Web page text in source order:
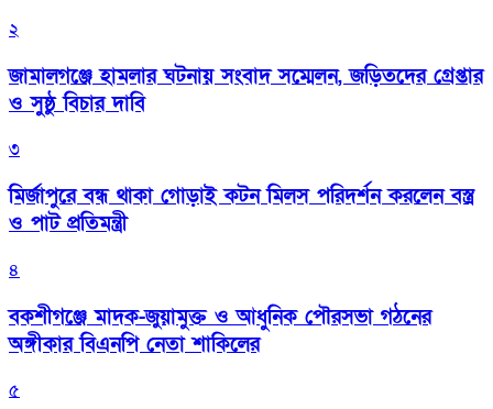
২
জামালগঞ্জে হামলার ঘটনায় সংবাদ সম্মেলন, জড়িতদের গ্রেপ্তার
ও সুষ্ঠু বিচার দাবি
৩
মির্জাপুরে বন্ধ থাকা গোড়াই কটন মিলস পরিদর্শন করলেন বস্ত্র
ও পাট প্রতিমন্ত্রী
৪
বকশীগঞ্জে মাদক-জুয়ামুক্ত ও আধুনিক পৌরসভা গঠনের
অঙ্গীকার বিএনপি নেতা শাকিলের
৫